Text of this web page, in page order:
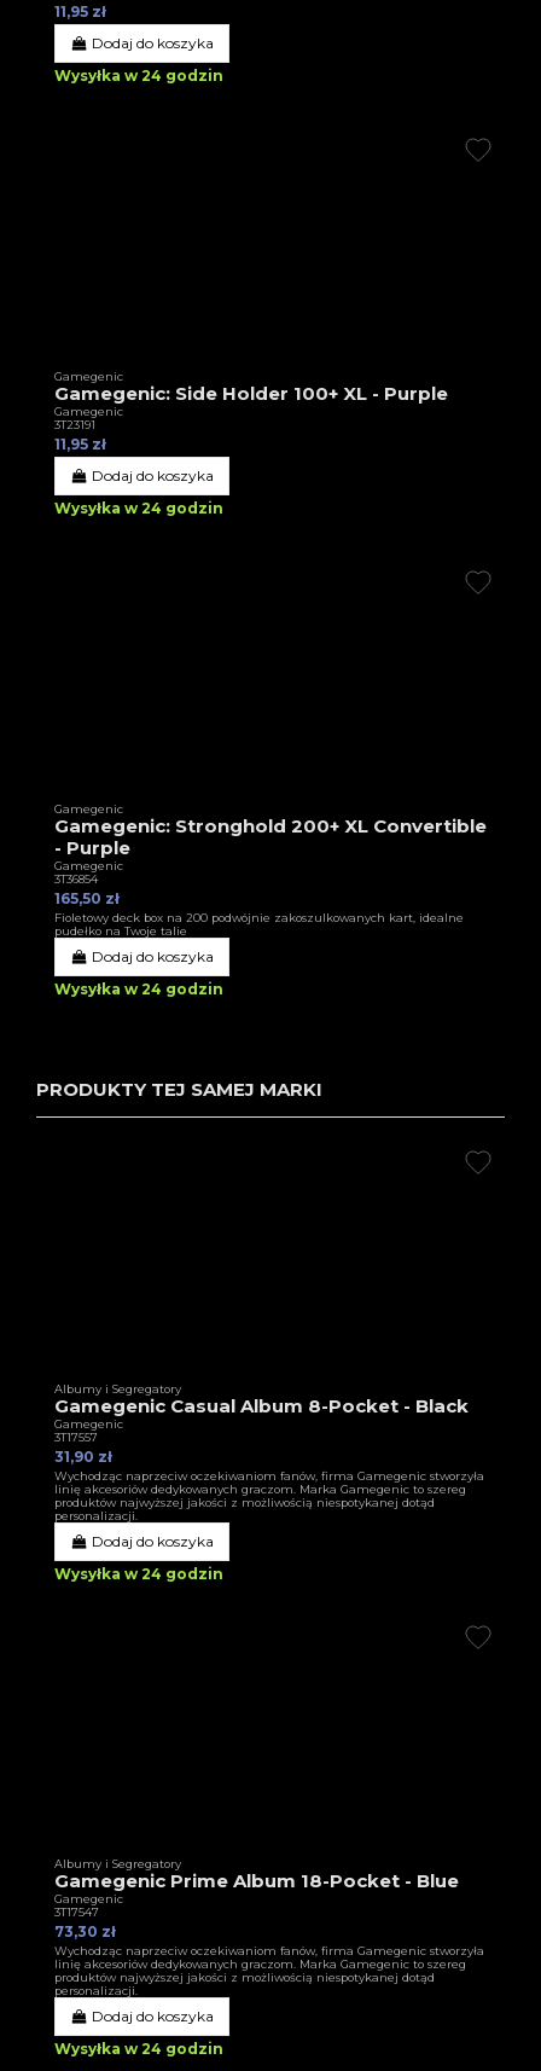
11,95 zł
Dodaj do koszyka
Wysyłka w 24 godzin
Gamegenic
Gamegenic: Side Holder 100+ XL - Purple
Gamegenic
3T23191
11,95 zł
Dodaj do koszyka
Wysyłka w 24 godzin
Gamegenic
Gamegenic: Stronghold 200+ XL Convertible
- Purple
Gamegenic
3T36854
165,50 zł
Fioletowy deck box na 200 podwójnie zakoszulkowanych kart, idealne
pudełko na Twoje talie
Dodaj do koszyka
Wysyłka w 24 godzin
PRODUKTY TEJ SAMEJ MARKI
Albumy i Segregatory
Gamegenic Casual Album 8-Pocket - Black
Gamegenic
3T17557
31,90 zł
Wychodząc naprzeciw oczekiwaniom fanów, firma Gamegenic stworzyła
linię akcesoriów dedykowanych graczom. Marka Gamegenic to szereg
produktów najwyższej jakości z możliwością niespotykanej dotąd
personalizacji.
Dodaj do koszyka
Wysyłka w 24 godzin
Albumy i Segregatory
Gamegenic Prime Album 18-Pocket - Blue
Gamegenic
3T17547
73,30 zł
Wychodząc naprzeciw oczekiwaniom fanów, firma Gamegenic stworzyła
linię akcesoriów dedykowanych graczom. Marka Gamegenic to szereg
produktów najwyższej jakości z możliwością niespotykanej dotąd
personalizacji.
Dodaj do koszyka
Wysyłka w 24 godzin